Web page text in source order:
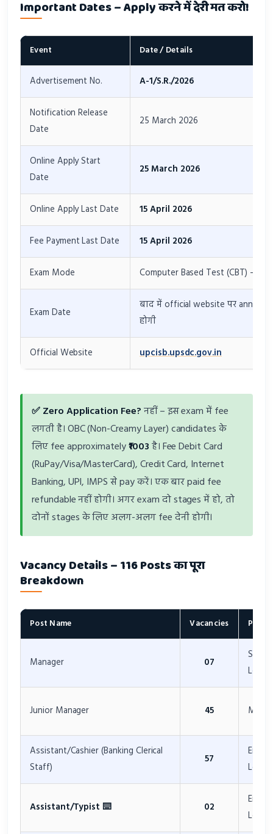
Important Dates – Apply करने में देरी मत करो!
Event Date / Details
Advertisement No. A-1/S.R./2026
Notification Release
Date
25 March 2026
Online Apply Start
Date
25 March 2026
Online Apply Last Date 15 April 2026
Fee Payment Last Date 15 April 2026
Exam Mode Computer Based Test (CBT) –
Exam Date
बाद में official website पर
होगी
Official Website upcisb.upsdc.gov.in
✅ Zero Application Fee?नहीं – इस exam में fee
लगती है। OBC (Non-Creamy Layer) candidates के
लिए fee approximately₹1003है। Fee Debit Card
(RuPay/Visa/MasterCard), Credit Card, Internet
Banking, UPI, IMPS से pay करें। एक बार paid fee
refundable नहीं होगी। अगर exam दो stages में हो, तो
दोनों stages के लिए अलग-अलग fee देनी होगी।
Vacancy Details – 116 Posts का पूरा
Breakdown
Post Name Vacancies Pay
Manager 07
Senior
Level
Junior Manager 45 Mid
Assistant/Cashier (Banking Clerical
Staff)
57
Entry
Level
Assistant/Typist ⌨️ 02
Entry
Level